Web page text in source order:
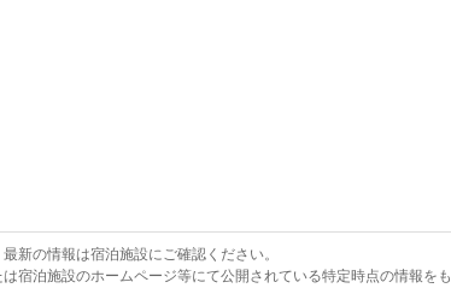
新の情報は宿泊施設にご確認ください。
宿泊施設のホームページ等にて公開されている特定時点の情報をも